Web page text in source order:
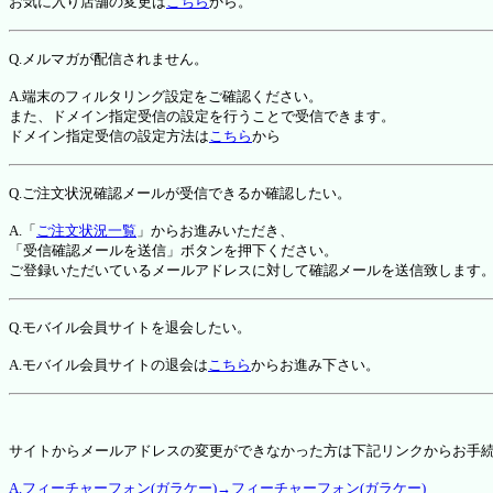
Q.メルマガが配信されません。
A.端末のフィルタリング設定をご確認ください。
また、ドメイン指定受信の設定を行うことで受信できます。
ドメイン指定受信の設定方法はこちらから
Q.ご注文状況確認メールが受信できるか確認したい。
A.「 ご注文状況一覧 」からお進みいただき、
「受信確認メールを送信」ボタンを押下ください。
ご登録いただいているメールアドレスに対して確認メールを送信致します。
Q.モバイル会員サイトを退会したい。
A.モバイル会員サイトの退会はこちらからお進み下さい。
サイトからメールアドレスの変更ができなかった方は下記リンクからお手
A.フィーチャーフォン(ガラケー)→フィーチャーフォン(ガラケー)